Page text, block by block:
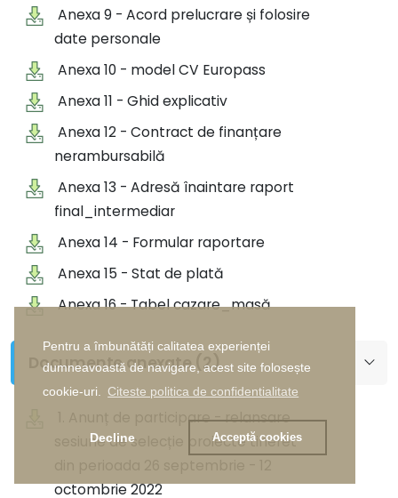
Pentru a îmbunătăți calitatea experienței
dumneavoastă de navigare, acest site folosește
cookie-uri. Citeste politica de confidentialitate
Decline Acceptă cookies
Anexa 9 - Acord prelucrare și folosire
date personale
Anexa 10 - model CV Europass
Anexa 11 - Ghid explicativ
Anexa 12 - Contract de finanțare
nerambursabilă
Anexa 13 - Adresă înaintare raport
final_intermediar
Anexa 14 - Formular raportare
Anexa 15 - Stat de plată
Anexa 16 - Tabel cazare_masă
Documente anexate (2)
1. Anunț de participare - relansare
sesiune de selecție proiecte tineret
octombrie 2022